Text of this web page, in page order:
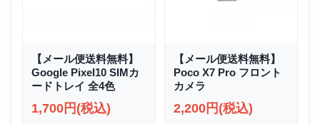
【メール便送料無料】
Google Pixel10 SIMカ
ードトレイ 全4色
1,700円(税込)
【メール便送料無料】
Poco X7 Pro フロント
カメラ
2,200円(税込)